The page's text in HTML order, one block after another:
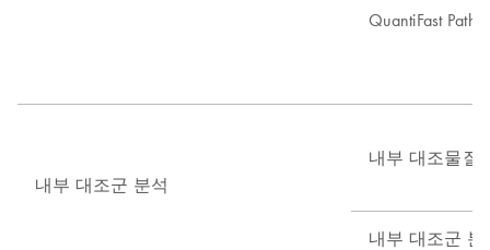
QuantiFast
내부 대조군 분석
내부 대조물질
내부 대조군 분